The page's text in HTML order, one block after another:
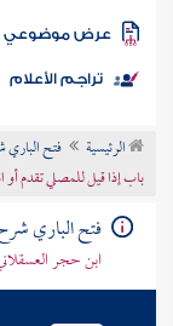
الكتب
موضوعي
تراجم الأعلام
الرئيسية فتح
باب إذا قيل للمصلي تقدم أو
فتح الباري
ابن حجر